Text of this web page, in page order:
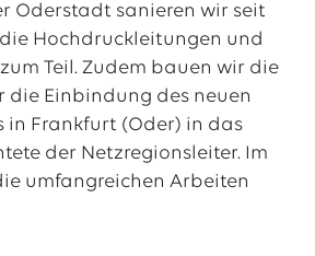
Oderstadt sanieren wir seit
Hochdruckleitungen und
Teil. Zudem bauen wir die
die Einbindung des neuen
in Frankfurt (Oder) in das
der Netzregionsleiter. Im
umfangreichen Arbeiten